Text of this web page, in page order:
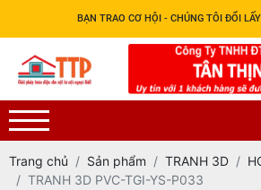
BẠN TRAO CƠ HỘI - CHÚNG TÔI ĐỔI
Trang chủ Sản phẩm TRANH 3D
TRANH 3D PVC-TGI-YS-P033